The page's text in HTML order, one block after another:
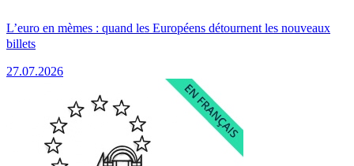
L’euro en mèmes : quand les Européens détournent les nouveaux
billets
27.07.2026